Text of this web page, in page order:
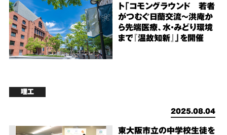
ト「コモングラウンド 若者
がつむぐ日蘭交流～洪庵か
ら先端医療、水・みどり環境
まで『温故知新』」を開催
理工
2025.08.04
東大阪市立の中学校生徒を